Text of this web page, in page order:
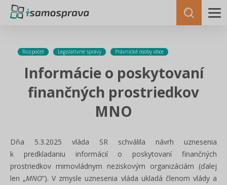
Rozpočet Legislatívne správy Právnické osoby obce
Informácie o poskytovaní
finančných prostriedkov
MNO
Dňa 5.3.2025 vláda SR schválila návrh uznesenia
k predkladaniu informácií o poskytovaní finančných
prostriedkov mimovládnym neziskovým organizáciám (ďalej
len „MNO“). V zmysle uznesenia vláda ukladá členom vlády a